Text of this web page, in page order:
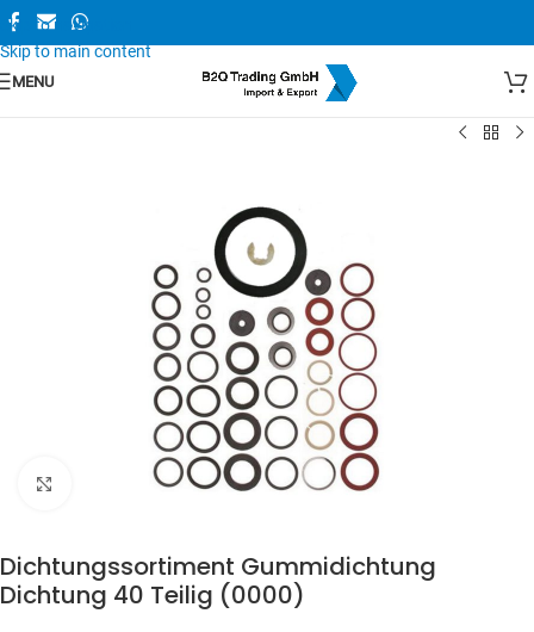
Skip to navigation
Skip to main content
MENU
Zum Vergrößern anklicken
Dichtungssortiment Gummidichtung
Dichtung 40 Teilig (0000)